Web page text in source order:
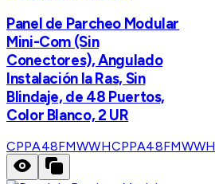
Panel de Parcheo Modular
Mini-Com (Sin
Conectores), Angulado
Instalación la Ras, Sin
Blindaje, de 48 Puertos,
Color Blanco, 2 UR
CPPA48FMWWHCPPA48FMWWH